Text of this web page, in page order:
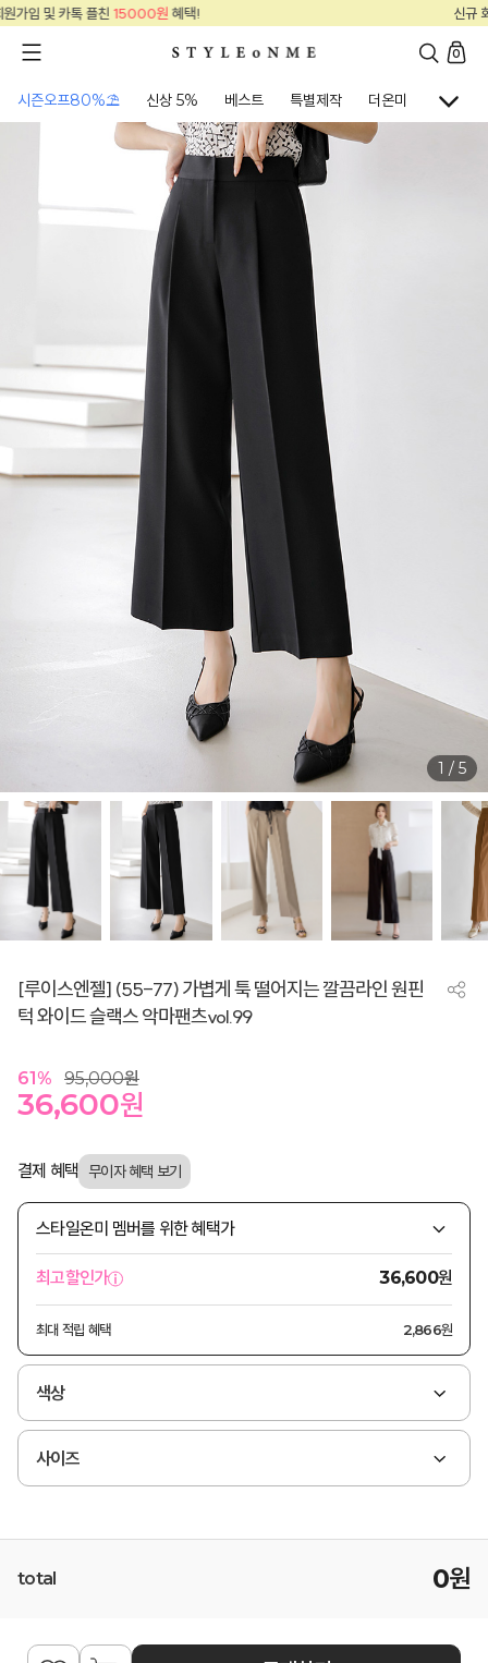
15000원혜
0
시즌오프80%⛱ 신상 5% 베스트 특별제작 더온미 골프웨어
1 / 5
[루이스엔젤] (55-77) 가볍게 툭 떨어지는 깔끔라인 원핀
턱 와이드 슬랙스 악마팬츠vol.99
61 % 95,000원
36,600원
결제 혜택
스타일온미 멤버를 위한 혜택가
최고할인가 36,600원
최대 적립 혜택 2,866원
색상
사이즈
total 0원